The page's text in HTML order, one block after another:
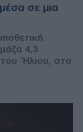
σε μια
4,3
Ήλιου, στο